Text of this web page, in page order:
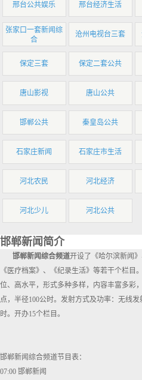
邢台公共娱乐 邢台经济生活
张家口一套新闻综
合
沧州电视台三套
保定三套 保定二套公共
唐山影视 唐山公共
邯郸公共 秦皇岛公共
石家庄新闻 石家庄市生活
河北农民 河北经济
河北少儿 河北公共
邯郸新闻简介
邯郸新闻综合频道开设了《哈尔滨新闻
《医疗档案》、《纪录生活》等若干个栏目
位、高水平，形式多种多样，内容丰富多彩
点，半径100公时。发射方式及功率：无线
时。开办15个栏目。
邯郸新闻综合频道节目表：
07:00 邯郸新闻